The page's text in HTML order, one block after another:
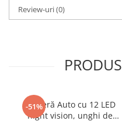
Cuplaj rapid
4 kg
Utilizare recomandată
Compatibil cu
Review-uri(0)
-51%
Cameră Auto cu 12 LED
night vision, unghi de